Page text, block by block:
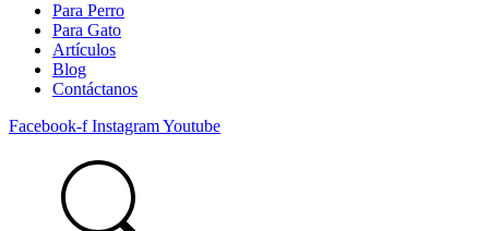
Para Perro
Para Gato
Artículos
Blog
Contáctanos
Facebook-f InstagramYoutube